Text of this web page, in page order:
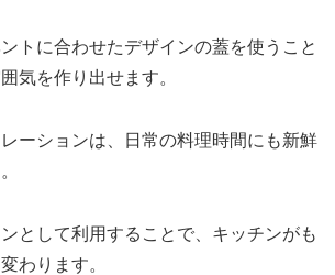
トに合わせたデザインの蓋を使うこと
気を作り出せます。
ーションは、日常の料理時間にも新鮮
として利用することで、キッチンがも
わります。